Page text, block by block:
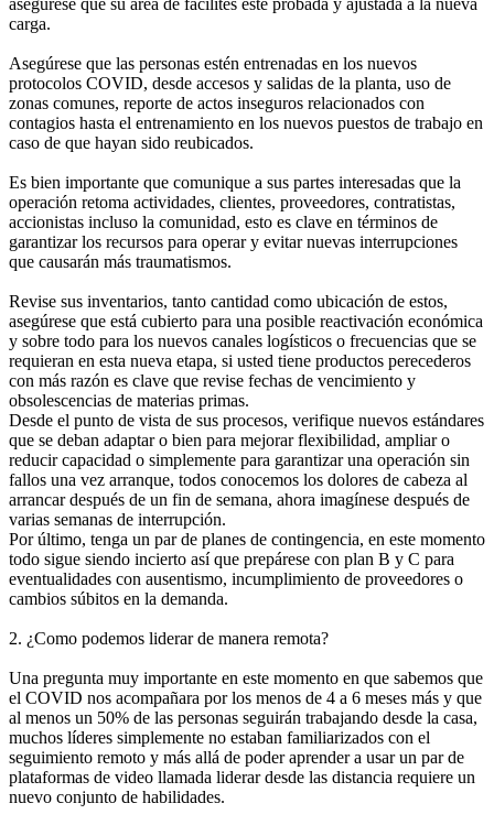
carga.
Asegúrese que las personas estén entrenadas en los nuevos
protocolos COVID, desde accesos y salidas de la planta, uso de
zonas comunes, reporte de actos inseguros relacionados con
contagios hasta el entrenamiento en los nuevos puestos de trabajo en
caso de que hayan sido reubicados.
Es bien importante que comunique a sus partes interesadas que la
operación retoma actividades, clientes, proveedores, contratistas,
accionistas incluso la comunidad, esto es clave en términos de
garantizar los recursos para operar y evitar nuevas interrupciones
que causarán más traumatismos.
Revise sus inventarios, tanto cantidad como ubicación de estos,
asegúrese que está cubierto para una posible reactivación económica
y sobre todo para los nuevos canales logísticos o frecuencias que se
requieran en esta nueva etapa, si usted tiene productos perecederos
con más razón es clave que revise fechas de vencimiento y
obsolescencias de materias primas.
Desde el punto de vista de sus procesos, verifique nuevos estándares
que se deban adaptar o bien para mejorar flexibilidad, ampliar o
reducir capacidad o simplemente para garantizar una operación sin
fallos una vez arranque, todos conocemos los dolores de cabeza al
arrancar después de un fin de semana, ahora imagínese después de
varias semanas de interrupción.
Por último, tenga un par de planes de contingencia, en este momento
todo sigue siendo incierto así que prepárese con plan B y C para
eventualidades con ausentismo, incumplimiento de proveedores o
cambios súbitos en la demanda.
2. ¿Como podemos liderar de manera remota?
Una pregunta muy importante en este momento en que sabemos que
el COVID nos acompañara por los menos de 4 a 6 meses más y que
al menos un 50% de las personas seguirán trabajando desde la casa,
muchos líderes simplemente no estaban familiarizados con el
seguimiento remoto y más allá de poder aprender a usar un par de
plataformas de video llamada liderar desde las distancia requiere un
nuevo conjunto de habilidades.